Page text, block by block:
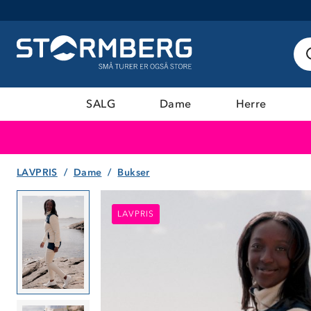
SALG Dame Herre
LAVPRIS Dame Bukser
LAVPRIS
LAVPRIS